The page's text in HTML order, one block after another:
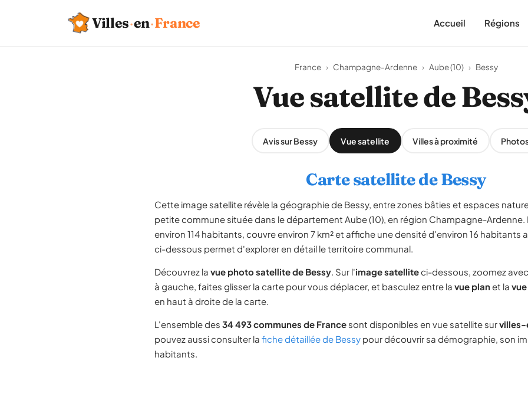
Villes·en·France Accueil Régions
France › Champagne-Ardenne › Aube (10) › Bessy
Vue satellite de
Avis sur Bessy Vue satellite Villes à proximité
Carte satellite de Bessy
Cette image satellite révèle la géographie de Bessy, entre zones bâties et espaces
petite commune située dans le département Aube (10), en région Champagne-
environ 114 habitants, couvre environ 7 km² et affiche une densité d'environ 16 habitants
ci-dessous permet d'explorer en détail le territoire communal.
Découvrez la vue photo satellite de Bessy. Sur l'image satelliteci-dessous, zoomez
à gauche, faites glisser la carte pour vous déplacer, et basculez entre la vue planet la
en haut à droite de la carte.
L'ensemble des 34 493 communes de France sont disponibles en vue satellite sur
pouvez aussi consulter la fiche détaillée de Bessy pour découvrir sa démographie, son
habitants.